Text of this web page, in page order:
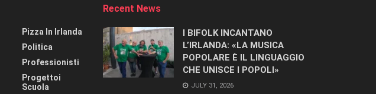
Pizza In Irlanda
Politica
Professionisti
Progettoi
Scuola
Recent News
I BIFOLK INCANTANO
L’IRLANDA: «LA MUSICA
POPOLARE È IL LINGUAGGIO
CHE UNISCE I POPOLI»
JULY 31, 2026